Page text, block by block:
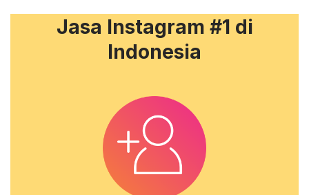
Jasa Instagram #1 di
Indonesia